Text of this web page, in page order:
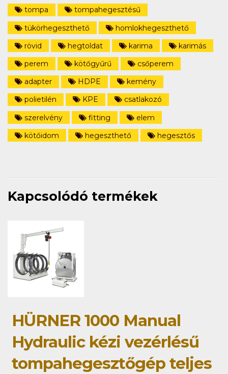
tompa
tompahegesztésű
tükörhegeszthető
homlokhegeszthető
rövid
hegtoldat karima
karimás
perem
kötőgyűrű
csőperem
adapter
HDPE
kemény
polietilén
KPE
csatlakozó
szerelvény
fitting
elem
kötőidom
hegeszthető hegesztős
Kapcsolódó termékek
HÜRNER 1000 Manual
Hydraulic kézi vezérlésű
tompahegesztőgép teljes